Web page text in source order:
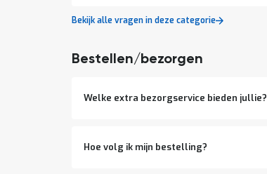
Bekijk alle vragen in deze categorie
Bestellen/bezorgen
Welke extra bezorgservice bieden jullie?
Hoe volg ik mijn bestelling?